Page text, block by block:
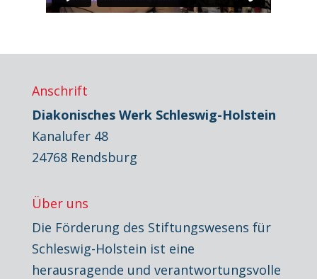
Anschrift
Diakonisches Werk Schleswig-Holstein
Kanalufer 48
24768 Rendsburg
Über uns
Die Förderung des Stiftungswesens für
Schleswig-Holstein ist eine
herausragende und verantwortungsvolle